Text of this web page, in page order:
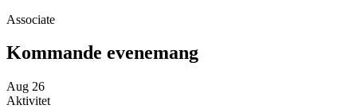
Associate
Kommande evenemang
Aug 26
Aktivitet